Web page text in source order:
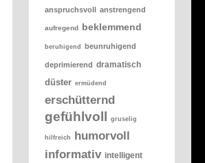
anspruchsvoll anstrengend
aufregend beklemmend
beruhigend beunruhigend
deprimierend dramatisch
düster ermüdend
erschütternd
gefühlvoll gruselig
hilfreich
humorvoll
informativ intelligent